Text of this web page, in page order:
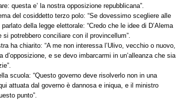
questa e’ la nostra opposizione repubblicana”.
del cosiddetto terzo polo: “Se dovessimo scegliere alle
della legge elettorale: “Credo che le idee di D’Alema
potrebbero conciliare con il provincellum”.
ha chiarito: “A me non interessa l’Ulivo, vecchio o nuovo,
e se devo imbarcarmi in un’alleanza che sia
scuola: “Questo governo deve risolverlo non in una
attuata dal governo è dannosa e iniqua, e il ministro
punto”.